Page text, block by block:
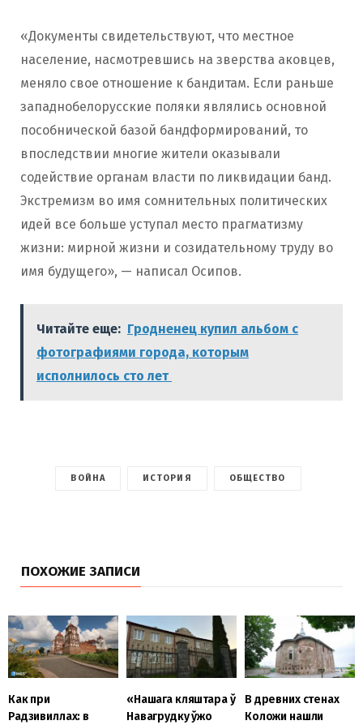
«Документы свидетельствуют, что местное
население, насмотревшись на зверства аковцев,
меняло свое отношение к бандитам. Если раньше
западнобелорусские поляки являлись основной
пособнической базой бандформирований, то
впоследствии многие жители оказывали
содействие органам власти по ликвидации банд.
Экстремизм во имя сомнительных политических
идей все больше уступал место прагматизму
жизни: мирной жизни и созидательному труду во
имя будущего», — написал Осипов.
Читайте еще: Гродненец купил альбом с
фотографиями города, которым
исполнилось сто лет
ВОЙНА ИСТОРИЯ ОБЩЕСТВО
ПОХОЖИЕ ЗАПИСИ
Как при
Радзивиллах: в
«Нашага кляштара ў
Навагрудку ўжо
В древних стенах
Коложи нашли